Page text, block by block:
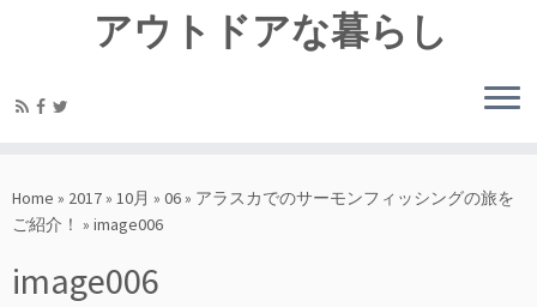
アウトドアな暮らし
Home » 2017» 10月 » 06» アラスカでのサーモンフィッシングの旅を
ご紹介！ » image006
image006